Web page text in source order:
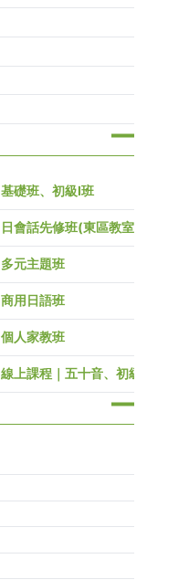
基礎班、初級I班
日會話先修班(東區教室)
多元主題班
商用日語班
個人家教班
線上課程｜五十音、初級～高級